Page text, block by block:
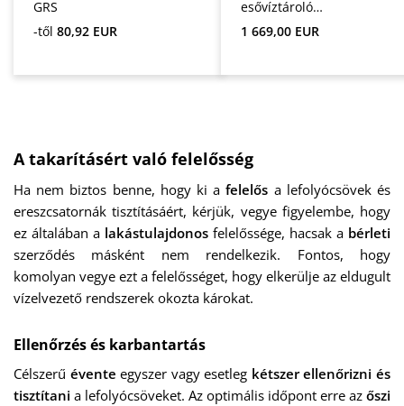
GRS
Normál ár:
-től 80,92 EUR
esővíztároló
tartály
Normál ár:
1 669,00 EUR
A takarításért való felelősség
Ha nem biztos benne, hogy ki afelelős a lefolyócsövek és
ereszcsatornák tisztításáért, kérjük, vegye figyelembe, hogy
ez általában a lakástulajdonos felelőssége, hacsak a bérleti
szerződés másként nem rendelkezik. Fontos, hogy
komolyan vegye ezt a felelősséget, hogy elkerülje az eldugult
vízelvezető rendszerek okozta károkat.
Ellenőrzés és karbantartás
Célszerű évente egyszer vagy esetleg kétszer ellenőrizni és
tisztítani a lefolyócsöveket. Az optimális időpont erre az őszi